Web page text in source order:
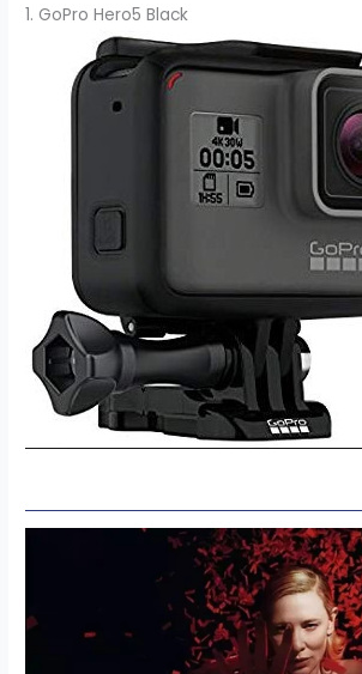
1. GoPro Hero5 Black